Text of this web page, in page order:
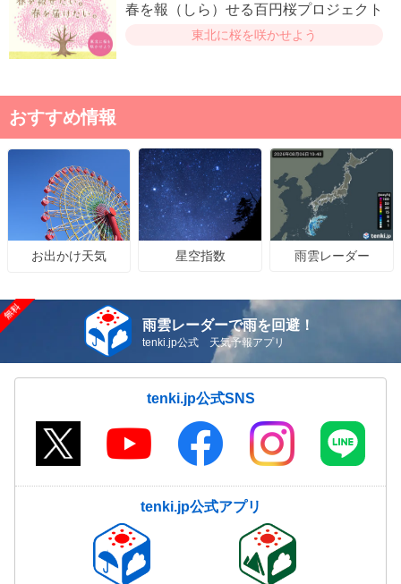
春を報（しら）せる百円桜プロジェクト
東北に桜を咲かせよう
おすすめ情報
お出かけ天気 星空指数 雨雲レーダー
雨雲レーダーで雨を回避！
tenki.jp公式 天気予報アプリ
tenki.jp公式SNS
tenki.jp公式アプリ